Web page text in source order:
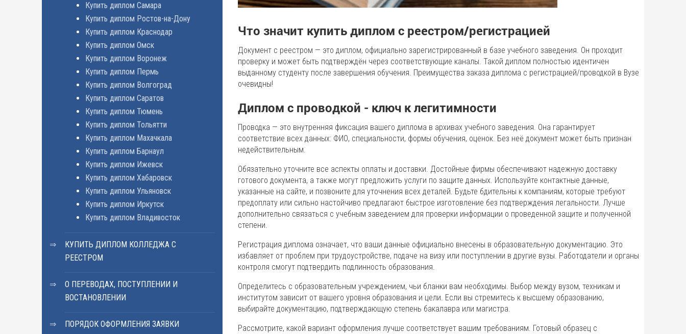
Купить диплом Самара
Купить диплом Ростов-на-Дону
Купить диплом Краснодар
Купить диплом Омск
Купить диплом Воронеж
Купить диплом Пермь
Купить диплом Волгоград
Купить диплом Саратов
Купить диплом Тюмень
Купить диплом Тольятти
Купить диплом Махачкала
Купить диплом Барнаул
Купить диплом Ижевск
Купить диплом Хабаровск
Купить диплом Ульяновск
Купить диплом Иркутск
Купить диплом Владивосток
КУПИТЬ ДИПЛОМ КОЛЛЕДЖА С
РЕЕСТРОМ
О ПЕРЕВОДАХ, ПОСТУПЛЕНИИ И
ВОСТАНОВЛЕНИИ
ПОРЯДОК ОФОРМЛЕНИЯ ЗАЯВКИ
Что значит купить диплом с реестром/регистрацией
Документ с реестром — это диплом, официально зарегистрированный в базе учебного заведения. Он проходит
проверку и может быть подтверждён через соответствующие каналы. Такой диплом полностью идентичен
выданному студенту после завершения обучения. Преимущества заказа диплома с регистрацией/проводкой в Вузе
очевидны!
Диплом с проводкой - ключ к легитимности
Проводка — это внутренняя фиксация вашего диплома в архивах учебного заведения. Она гарантирует
соответствие всех данных: ФИО, специальности, формы обучения, оценок. Без неё документ может быть признан
недействительным.
Обязательно уточните все аспекты оплаты и доставки. Достойные фирмы обеспечивают надежную доставку
готового документа, а также могут предложить услуги по защите данных. Используйте контактные данные,
указанные на сайте, и позвоните для уточнения всех деталей. Будьте бдительны к компаниям, которые требуют
предоплату или сильно настойчиво предлагают быстрое изготовление без подтверждения легальности. Лучше
дополнительно связаться с учебным заведением для проверки информации о проведенной защите и полученной
степени.
Регистрация диплома означает, что ваши данные официально внесены в образовательную документацию. Это
избавляет от проблем при трудоустройстве, подаче на визу или поступлении в другие вузы. Работодатели и органы
контроля смогут подтвердить подлинность образования.
Определитесь с образовательным учреждением, чьи бланки вам необходимы. Выбор между вузом, техникам и
институтом зависит от вашего уровня образования и цели. Если вы стремитесь к высшему образованию,
выбирайте документацию, подтверждающую степень бакалавра или магистра.
Рассмотрите, какой вариант оформления лучше соответствует вашим требованиям. Готовый образец с